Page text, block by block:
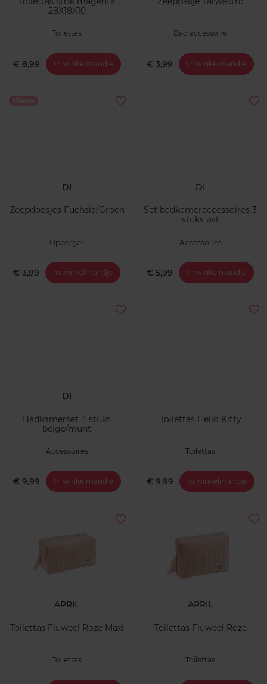
28X18X10
Toilettas
€ 8,99 In winkelmandje
Bad accessoire
€ 3,99 In winkelmandje
DI
Zeepdoosjes Fuchsia/Groen
Opberger
€ 3,99 In winkelmandje
DI
Set badkameraccessoires 3
stuks wit
Accessoires
€ 5,99 In winkelmandje
DI
Badkamerset 4 stuks
beige/munt
Accessoires
€ 9,99 In winkelmandje
Toilettas Hello Kitty
Toilettas
€ 9,99 In winkelmandje
APRIL
Toilettas Fluweel Roze Maxi
Toilettas
APRIL
Toilettas Fluweel Roze
Toilettas